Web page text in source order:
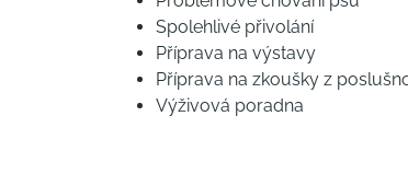
Spolehlivé přivolání
Příprava na výstavy
Příprava na zkoušky z
Výživová poradna